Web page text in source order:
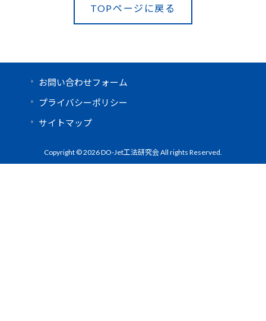
TOPページに戻る
お問い合わせフォーム
プライバシーポリシー
サイトマップ
Copyright © 2026 DO-Jet工法研究会 All rights Reserved.